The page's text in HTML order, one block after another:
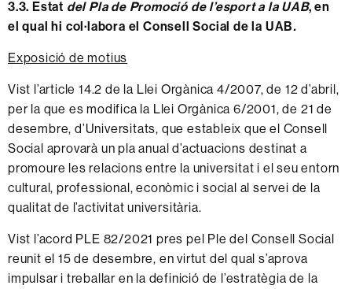
3.3. Estat del Pla de Promoció de l’esport a la UAB, en
el qual hi col·labora el Consell Social de la UAB.
Exposició de motius
Vist l’article 14.2 de la Llei Orgànica 4/2007, de 12 d’abril,
per la que es modifica la Llei Orgànica 6/2001, de 21 de
desembre, d’Universitats, que estableix que el Consell
Social aprovarà un pla anual d’actuacions destinat a
promoure les relacions entre la universitat i el seu entorn
cultural, professional, econòmic i social al servei de la
qualitat de l’activitat universitària.
Vist l’acord PLE 82/2021 pres pel Ple del Consell Social
reunit el 15 de desembre, en virtut del qual s’aprova
impulsar i treballar en la definició de l’estratègia de la